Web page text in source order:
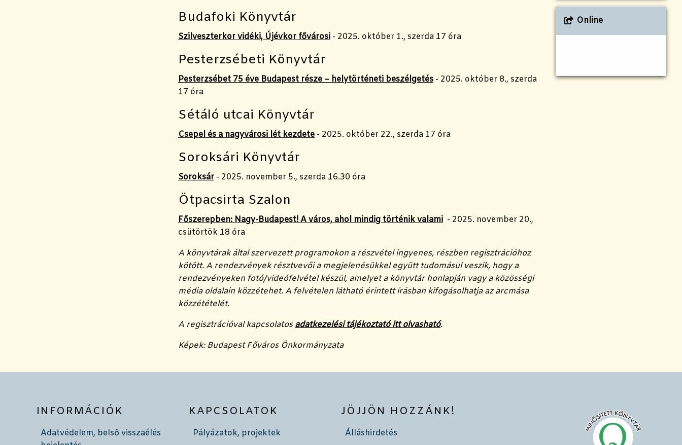
Budafoki Könyvtár
Szilveszterkor vidéki, Újévkor fővárosi - 2025. október 1., szerda 17 óra
Pesterzsébeti Könyvtár
Pesterzsébet 75 éve Budapest része – helytörténeti beszélgetés - 2025. október 8., szerda
17 óra
Sétáló utcai Könyvtár
Csepel és a nagyvárosi lét kezdete - 2025. október 22., szerda 17 óra
Soroksári Könyvtár
Soroksár - 2025. november 5., szerda 16.30 óra
Ötpacsirta Szalon
Főszerepben: Nagy-Budapest! A város, ahol mindig történik valami - 2025. november 20.,
csütörtök 18 óra
A könyvtárak által szervezett programokon a részvétel ingyenes, részben regisztrációhoz
kötött. A rendezvények résztvevői a megjelenésükkel együtt tudomásul veszik, hogy a
rendezvényeken fotó/videófelvétel készül, amelyet a könyvtár honlapján vagy a közösségi
média oldalain közzétehet. A felvételen látható érintett írásban kifogásolhatja az arcmása
közzétételét.
A regisztrációval kapcsolatosadatkezelési tájékoztató itt olvasható.
Képek: Budapest Főváros Önkormányzata
Online
INFORMÁCIÓK
Adatvédelem, belső visszaélés
KAPCSOLATOK
Pályázatok, projektek
JÖJJÖN HOZZÁNK!
Álláshirdetés